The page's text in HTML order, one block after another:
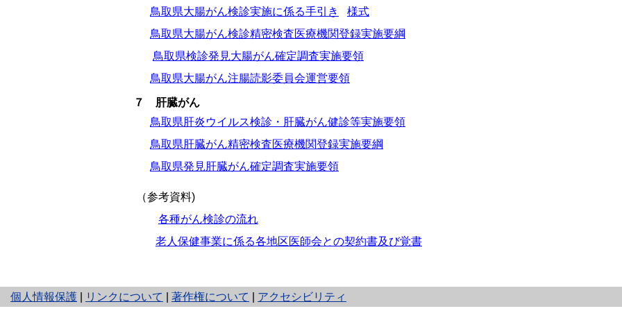
鳥取県大腸がん検診実施に係る手引き
様式
鳥取県大腸がん検診精密検査医療機関登録実施要綱
鳥取県検診発見大腸がん確定調査実施要領
鳥取県大腸がん注腸読影委員会運営要領
７ 肝臓がん
鳥取県肝炎ウイルス検診・肝臓がん健診等実施要領
鳥取県肝臓がん精密検査医療機関登録実施要綱
鳥取県発見肝臓がん確定調査実施要領
（参考資料)
各種がん検診の流れ
老人保健事業に係る各地区医師会との契約書及び覚書
個人情報保護
と
リンクについて 著作権について アクセシビリティ